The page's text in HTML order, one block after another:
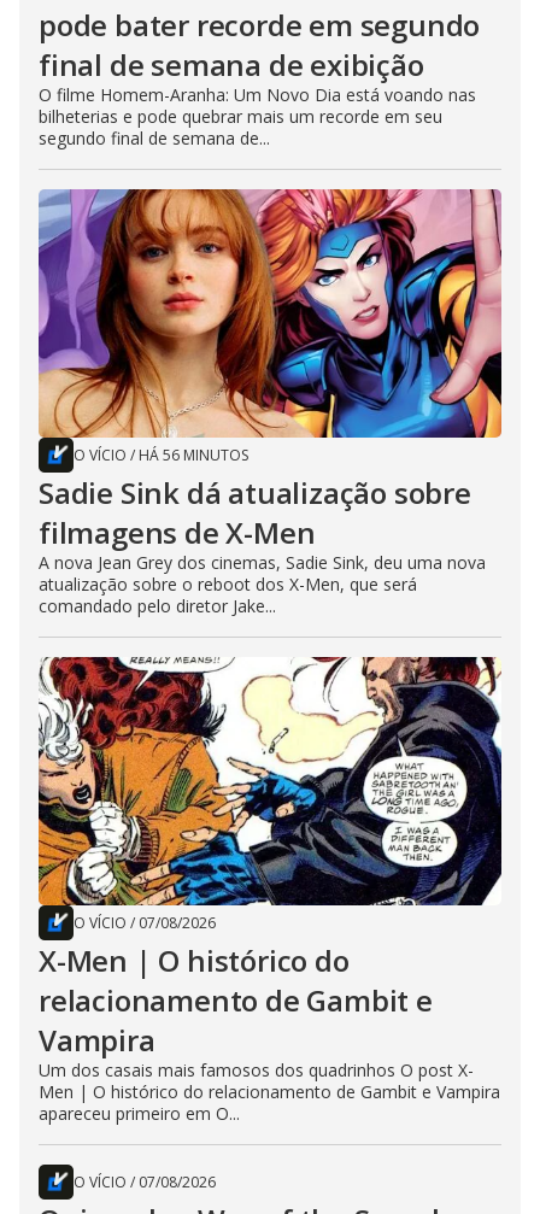
pode bater recorde em segundo
final de semana de exibição
O filme Homem-Aranha: Um Novo Dia está voando nas
bilheterias e pode quebrar mais um recorde em seu
segundo final de semana de...
O VÍCIO / HÁ 56 MINUTOS
Sadie Sink dá atualização sobre
filmagens de X-Men
A nova Jean Grey dos cinemas, Sadie Sink, deu uma nova
atualização sobre o reboot dos X-Men, que será
comandado pelo diretor Jake...
O VÍCIO / 07/08/2026
X-Men | O histórico do
relacionamento de Gambit e
Vampira
Um dos casais mais famosos dos quadrinhos O post X-
Men | O histórico do relacionamento de Gambit e Vampira
apareceu primeiro em O...
O VÍCIO / 07/08/2026